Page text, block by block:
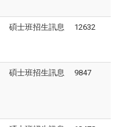
碩士班招生訊息 12632
碩士班招生訊息 9847